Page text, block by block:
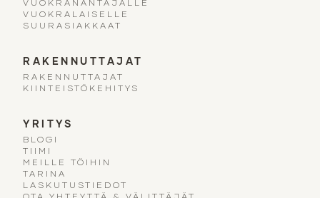
VUOKRANANTAJALLE
VUOKRALAISELLE
SUURASIAKKAAT
RAKENNUTTAJAT
RAKENNUTTAJAT
KIINTEISTÖKEHITYS
YRITYS
BLOGI
TIIMI
MEILLE TÖIHIN
TARINA
LASKUTUSTIEDOT